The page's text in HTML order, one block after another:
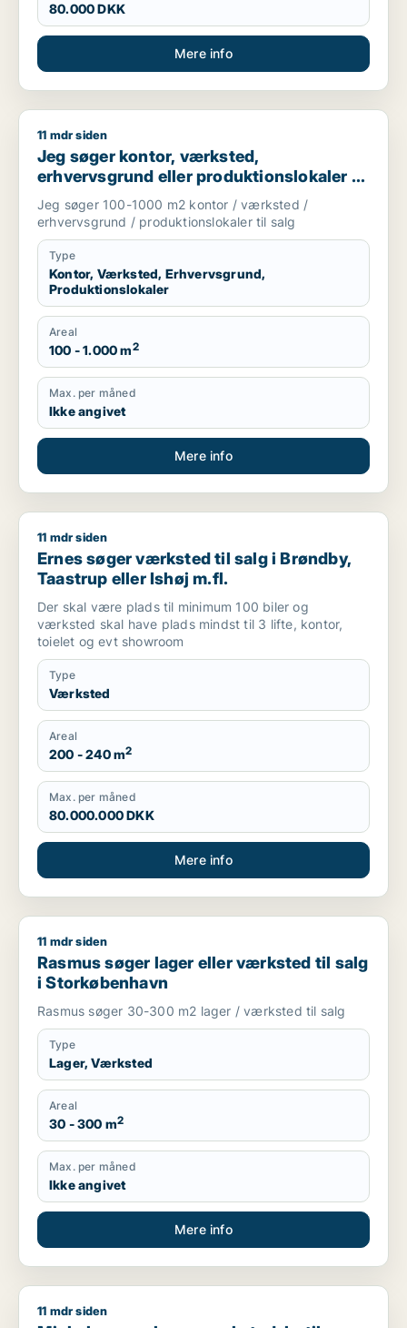
80.000 DKK
Mere info
Jeg søger kontor, værksted, erhvervsgrund eller
11 mdr siden
Jeg søger kontor, værksted,
erhvervsgrund eller produktionslokaler til
salg i Storkøbenhavn
Jeg søger 100-1000 m2 kontor / værksted /
erhvervsgrund / produktionslokaler til salg
Type
Kontor, Værksted, Erhvervsgrund,
Produktionslokaler
Areal
100 - 1.000 m2
Max. per måned
Ikke angivet
Mere info
Ernes søger værksted til salg i Brøndby, Taastrup eller Ishøj
11 mdr siden
Ernes søger værksted til salg i Brøndby,
Taastrup eller Ishøj m.fl.
Der skal være plads til minimum 100 biler og
værksted skal have plads mindst til 3 lifte, kontor,
toielet og evt showroom
Type
Værksted
Areal
200 - 240 m2
Max. per måned
80.000.000 DKK
Mere info
Rasmus søger lager eller værksted til salg i Storkøbenhavn
11 mdr siden
Rasmus søger lager eller værksted til salg
i Storkøbenhavn
Rasmus søger 30-300 m2 lager / værksted til salg
Type
Lager, Værksted
Areal
30 - 300 m2
Max. per måned
Ikke angivet
Mere info
Michele søger lager, værksted, butik, restaurant eller
11 mdr siden